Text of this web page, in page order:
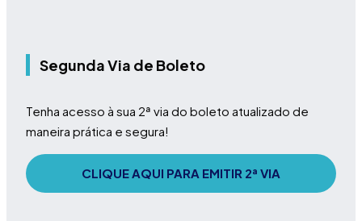
Segunda Via de Boleto
Tenha acesso à sua 2ª via do boleto atualizado de
maneira prática e segura!
CLIQUE AQUI PARA EMITIR 2ª VIA